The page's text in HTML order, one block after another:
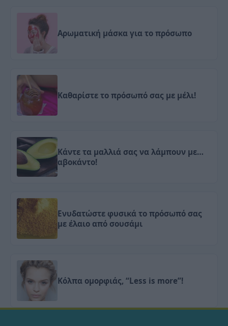
Αρωματική μάσκα για το πρόσωπο
Καθαρίστε το πρόσωπό σας με μέλι!
Κάντε τα μαλλιά σας να λάμπουν με…
αβοκάντο!
Ενυδατώστε φυσικά το πρόσωπό σας
με έλαιο από σουσάμι
Κόλπα ομορφιάς, “Less is more”!